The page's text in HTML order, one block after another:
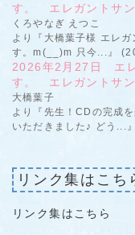
す。 エレガントサ
くろやなぎ えつこ
より『大橋葉子様 エレ
す。m(__)m 只今...』
2026年2月27日 エレ
す。 エレガントサ
大橋葉子
より『先生！CDの完成
いただきました♪ どう...
リンク集はこち
リンク集はこちら